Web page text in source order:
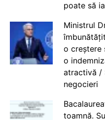
poate să
Ministrul
o creștere
o
atractivă /
negocieri
toamnă.